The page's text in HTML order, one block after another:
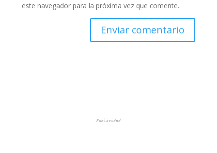
este navegador para la próxima vez que comente.
Publicidad